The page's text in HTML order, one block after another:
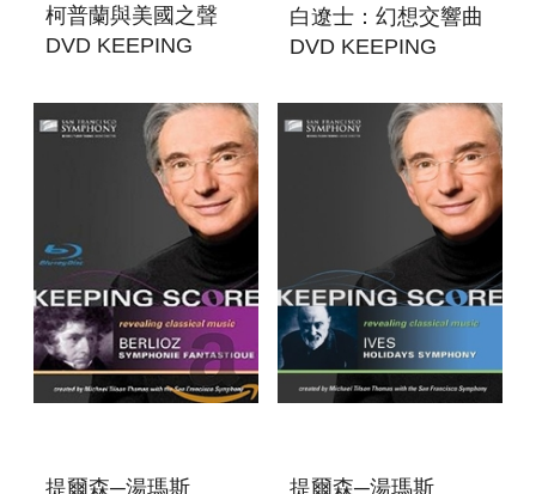
柯普蘭與美國之聲
DVD KEEPING
AND THE
AMERICAN SOUND
白遼士：幻想交響曲
DVD KEEPING
SYMPHONIE
FANTASTIQUE
提爾森─湯瑪斯
提爾森─湯瑪斯